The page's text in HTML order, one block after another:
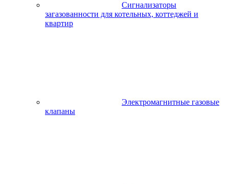
Сигнализаторы
загазованности для котельных, коттеджей и
квартир
Электромагнитные газовые
клапаны